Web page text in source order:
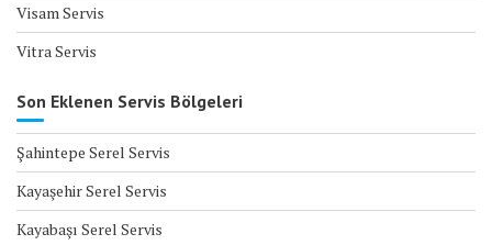
Visam Servis
Vitra Servis
Son Eklenen Servis Bölgeleri
Şahintepe Serel Servis
Kayaşehir Serel Servis
Kayabaşı Serel Servis